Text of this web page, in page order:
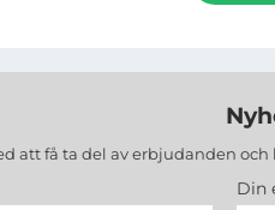
att få ta del av erbjudanden
Din